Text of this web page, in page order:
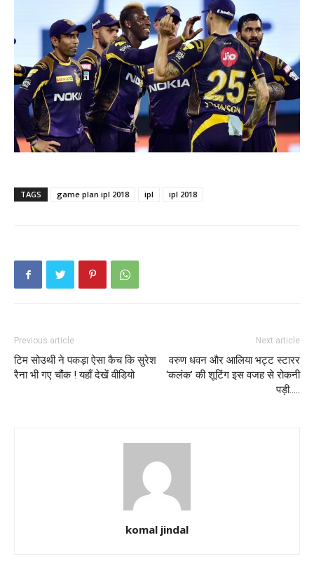
TAGS game plan ipl 2018 ipl ipl 2018
Previous article
टिम सोउथी ने पकड़ा ऐसा कैच कि सुरेश
रैना भी गए चौंक ! यहाँ देखें वीडियो
Next article
वरुण धवन और आलिया भट्ट स्टारर
‘कलंक’ की शूटिंग इस वजह से रोकनी
पड़ी…..
komal jindal